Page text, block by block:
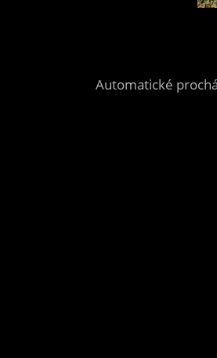
Automatické